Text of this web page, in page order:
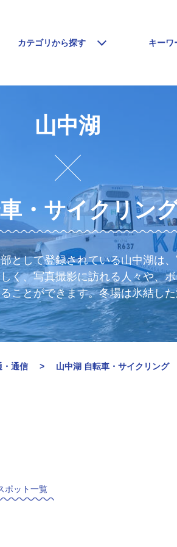
カテゴリから探す キーワ
山中湖
・サイクリン
として登録されている山中湖は
く、写真撮影に訪れる人々や、
ことができます。冬場は氷結し
・通信
山中湖 自転車・サイクリング
ポット一覧